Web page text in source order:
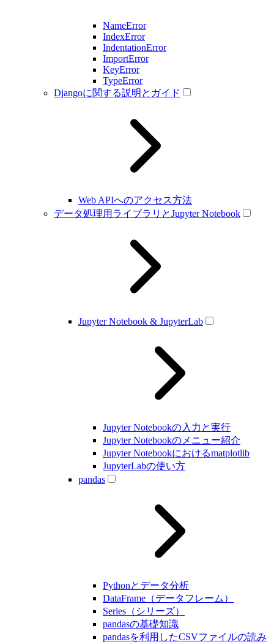
NameError
IndexError
IndentationError
ImportError
KeyError
TypeError
Djangoに関する説明とガイド
Web APIへのアクセス方法
データ処理用ライブラリとJupyter Notebook
Jupyter Notebook & JupyterLab
Jupyter Notebookの入力と実行
Jupyter Notebookのメニュー紹介
Jupyter Notebookにおけるmatplotlib
JupyterLabの使い方
pandas
Pythonとデータ分析
DataFrame（データフレーム）
Series（シリーズ）
pandasの基礎知識
pandasを利用したCSVファイルの読み